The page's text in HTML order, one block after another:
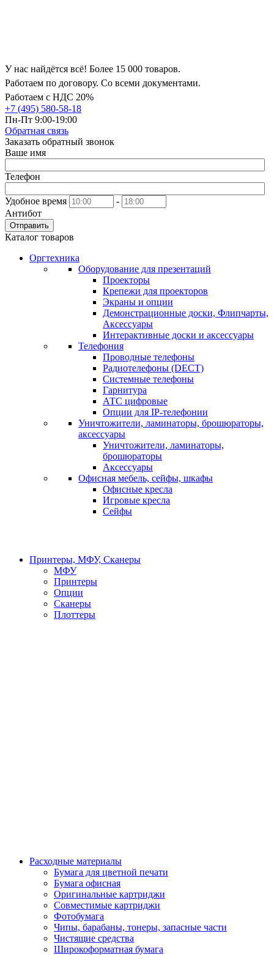
У нас найдётся всё! Более 15 000 товаров.
Работаем по договору. Со всеми документами.
Работаем с НДС 20%
+7 (495) 580-58-18
Пн-Пт 9:00-19:00
Обратная связь
Заказать обратный звонок
Ваше имя
Телефон
Удобное время
-
Антибот
Отправить
Каталог товаров
Оргтехника
Оборудование для презентаций
Проекторы
Крепежи для проекторов
Экраны и опции
Демонстрационные доски, Флипчарты,
Аксессуары
Интерактивные доски и аксессуары
Телефония
Проводные телефоны
Радиотелефоны (DECT)
Системные телефоны
Гарнитура
АТС цифровые
Опции для IP-телефонии
Уничтожители, ламинаторы, брошюраторы,
аксессуары
Уничтожители, ламинаторы,
брошюраторы
Аксессуары
Офисная мебель, сейфы, шкафы
Офисные кресла
Игровые кресла
Сейфы
Принтеры, МФУ, Сканеры
МФУ
Принтеры
Опции
Сканеры
Плоттеры
Расходные материалы
Бумага для цветной печати
Бумага офисная
Оригинальные картриджи
Совместимые картриджи
Фотобумага
Чипы, барабаны, тонеры, запасные части
Чистящие средства
Широкоформатная бумага